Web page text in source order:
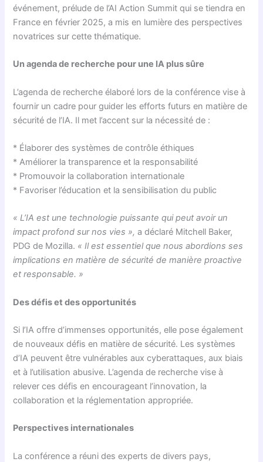
événement, prélude de l’AI Action Summit qui se tiendra en
France en février 2025, a mis en lumière des perspectives
novatrices sur cette thématique.
Un agenda de recherche pour une IA plus sûre
L’agenda de recherche élaboré lors de la conférence vise à
fournir un cadre pour guider les efforts futurs en matière de
sécurité de l’IA. Il met l’accent sur la nécessité de :
* Élaborer des systèmes de contrôle éthiques
* Améliorer la transparence et la responsabilité
* Promouvoir la collaboration internationale
* Favoriser l’éducation et la sensibilisation du public
« L’IA est une technologie puissante qui peut avoir un
impact profond sur nos vies », a déclaré Mitchell Baker,
PDG de Mozilla. « Il est essentiel que nous abordions ses
implications en matière de sécurité de manière proactive
et responsable. »
Des défis et des opportunités
Si l’IA offre d’immenses opportunités, elle pose également
de nouveaux défis en matière de sécurité. Les systèmes
d’IA peuvent être vulnérables aux cyberattaques, aux biais
et à l’utilisation abusive. L’agenda de recherche vise à
relever ces défis en encourageant l’innovation, la
collaboration et la réglementation appropriée.
Perspectives internationales
La conférence a réuni des experts de divers pays,